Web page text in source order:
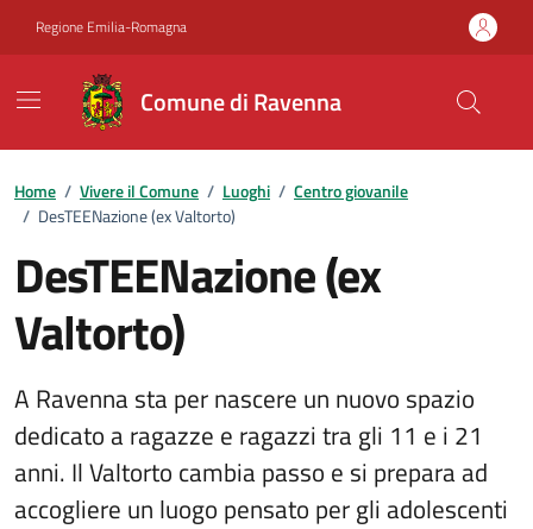
Regione Emilia-Romagna
Comune di Ravenna
Home / Vivere il Comune / Luoghi / Centro giovanile
/ DesTEENazione (ex Valtorto)
DesTEENazione (ex
Valtorto)
A Ravenna sta per nascere un nuovo spazio
dedicato a ragazze e ragazzi tra gli 11 e i 21
anni. Il Valtorto cambia passo e si prepara ad
accogliere un luogo pensato per gli adolescenti